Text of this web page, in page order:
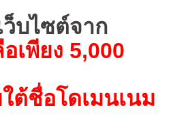
บไซต์จาก
เพียง 5,000
ต้ชื่อโดเมนเนม